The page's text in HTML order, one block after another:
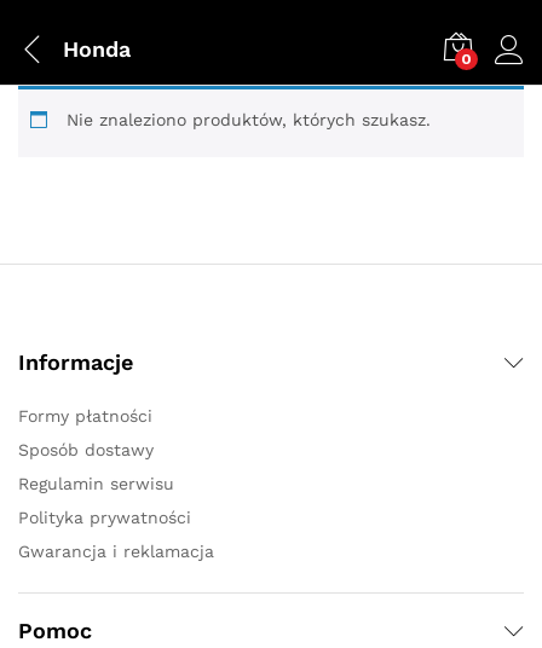
Honda 0
Nie znaleziono produktów, których szukasz.
Informacje
Formy płatności
Sposób dostawy
Regulamin serwisu
Polityka prywatności
Gwarancja i reklamacja
Pomoc